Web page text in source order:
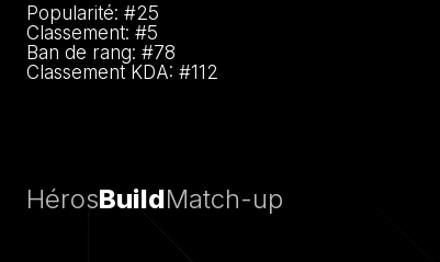
Popularité: #25
Classement: #5
Ban de rang: #78
Classement KDA: #112
HérosBuildMatch-up